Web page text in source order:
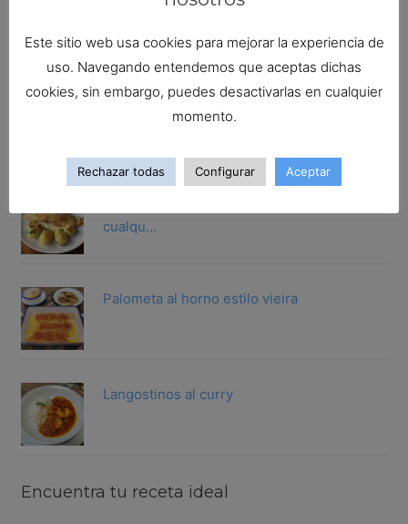
cualqu...
Palometa al horno estilo vieira
Langostinos al curry
Encuentra tu receta ideal
Este sitio web usa cookies para mejorar la experiencia de
uso. Navegando entendemos que aceptas dichas
cookies, sin embargo, puedes desactivarlas en cualquier
momento.
Rechazar todas Configurar Aceptar